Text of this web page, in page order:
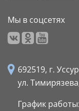
Мы в соцсетях
692519, г.
ул.
График работы: